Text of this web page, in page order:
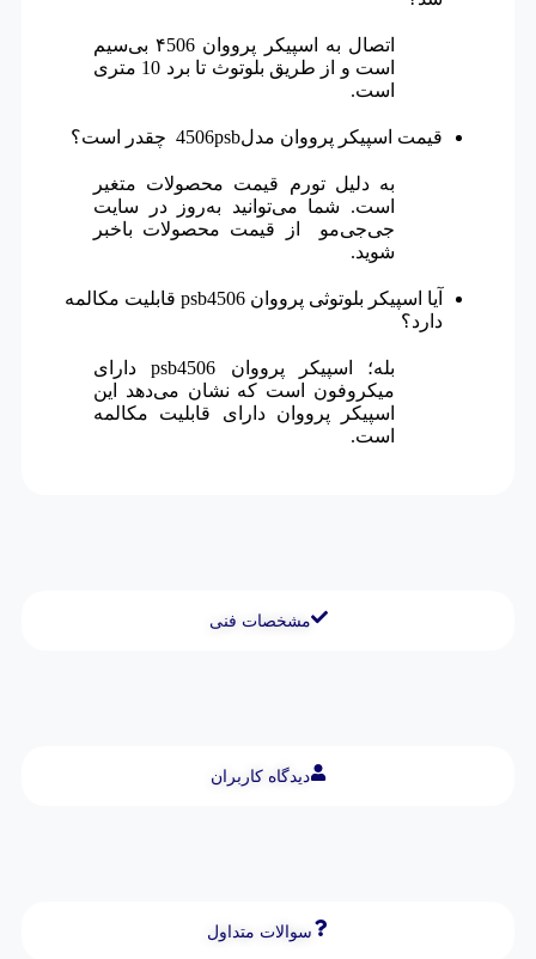
مشخصات فنی
دیدگاه کاربران
سوالات متداول
اتصال به اسپیکر پرووان ۴506 بی‌سیم
است و از طریق بلوتوث تا برد 10 متری
است.
قیمت اسپیکر پرووان مدل4506psb چقدر است؟
به دلیل تورم قیمت محصولات متغیر
است. شما می‌توانید به‌روز در سایت
جی‌جی‌مو از قیمت محصولات باخبر
شوید.
آیا اسپیکر بلوتوثی پرووان psb4506 قابلیت مکالمه
دارد؟
بله؛ اسپیکر پرووان psb4506 دارای
میکروفون است که نشان می‌دهد این
اسپیکر پرووان دارای قابلیت مکالمه
است.